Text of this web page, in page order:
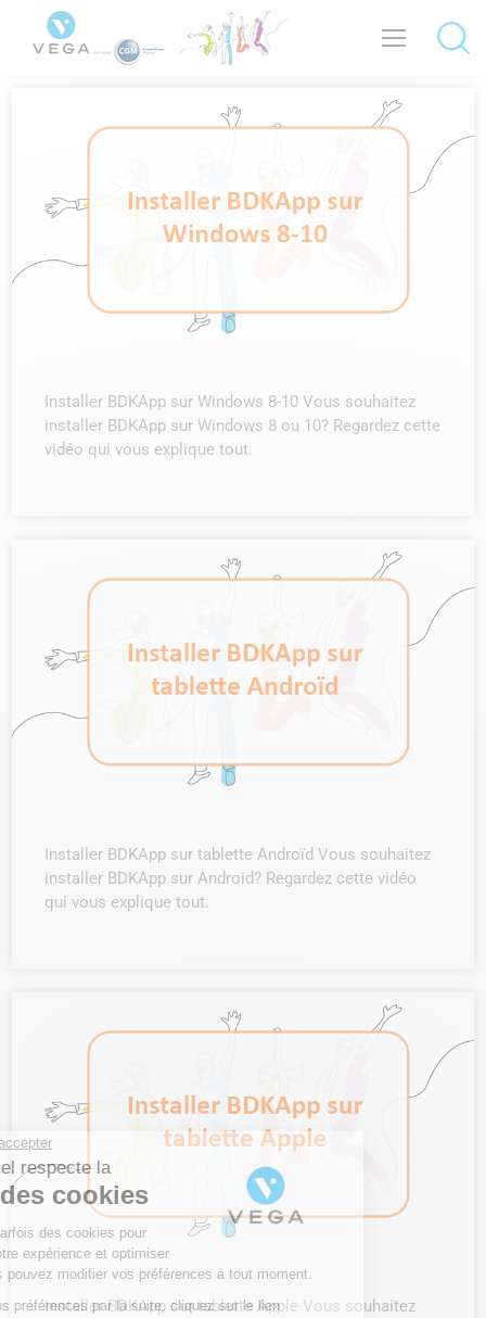
Installer BDKApp sur Windows 8-10 Vous souhaitez
installer BDKApp sur Windows 8 ou 10? Regardez cette
vidéo qui vous explique tout.
Installer BDKApp sur tablette Androïd Vous souhaitez
installer BDKApp sur Android? Regardez cette vidéo
qui vous explique tout.
Installer BDKApp sur tablette Apple Vous souhaitez